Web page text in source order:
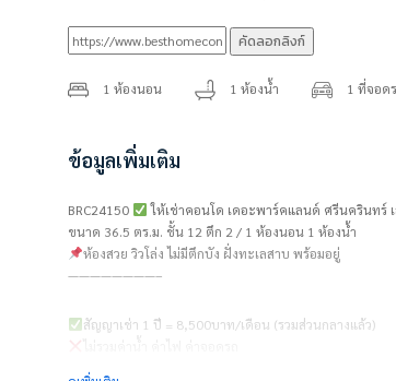
คัดลอกลิงก์
1 ห้องนอน 1 ห้องน้ำ 1 ที่จอด
ข้อมูลเพิ่มเติม
BRC24150
ให้เช่าคอนโด เดอะพาร์คแลนด์ ศรีนครินทร์
ขนาด 36.5 ตร.ม. ชั้น 12 ตึก 2 / 1 ห้องนอน 1 ห้องน้ำ
ห้องสวย วิวโล่ง ไม่มีตึกบัง ฝั่งทะเลสาบ พร้อมอยู่
————————–
สัญญาเช่า 1 ปี = 8,500บาท/เดือน (รวมส่วนกลางแล้ว)